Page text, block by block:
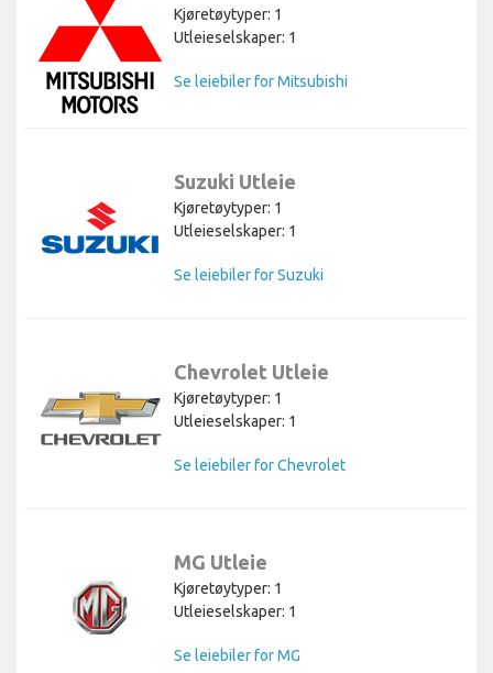
Kjøretøytyper: 1
Utleieselskaper: 1
Se leiebiler for Mitsubishi
Suzuki Utleie
Kjøretøytyper: 1
Utleieselskaper: 1
Se leiebiler for Suzuki
Chevrolet Utleie
Kjøretøytyper: 1
Utleieselskaper: 1
Se leiebiler for Chevrolet
MG Utleie
Kjøretøytyper: 1
Utleieselskaper: 1
Se leiebiler for MG